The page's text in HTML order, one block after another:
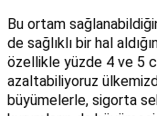
Bu ortam
de sağlıklı bir hal
özellikle yüzde 4 ve 5
azaltabiliyoruz
büyümelerle, sigorta